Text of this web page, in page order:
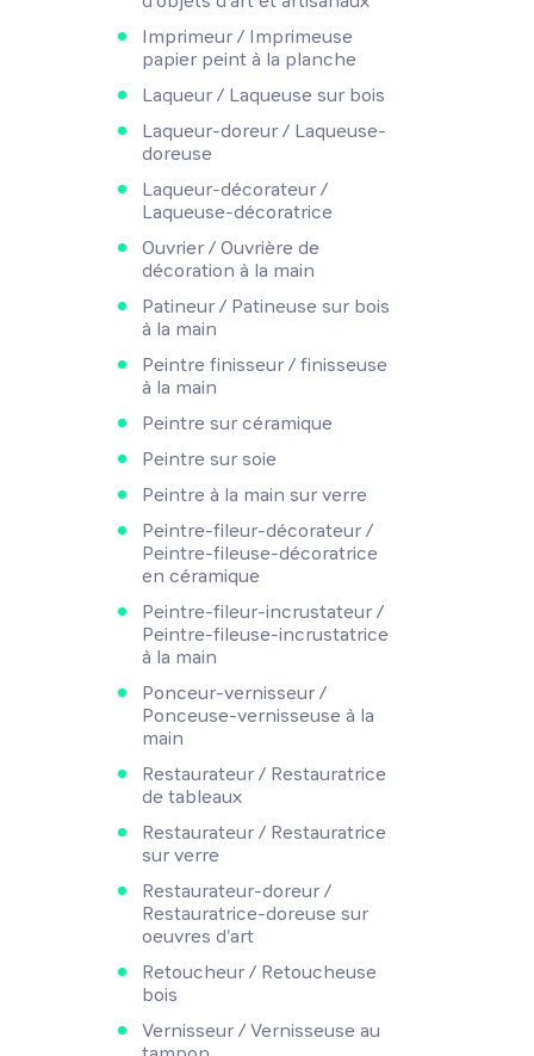
Imprimeur / Imprimeuse
papier peint à la planche
Laqueur / Laqueuse sur bois
Laqueur-doreur / Laqueuse-
doreuse
Laqueur-décorateur /
Laqueuse-décoratrice
Ouvrier / Ouvrière de
décoration à la main
Patineur / Patineuse sur bois
à la main
Peintre finisseur / finisseuse
à la main
Peintre sur céramique
Peintre sur soie
Peintre à la main sur verre
Peintre-fileur-décorateur /
Peintre-fileuse-décoratrice
en céramique
Peintre-fileur-incrustateur /
Peintre-fileuse-incrustatrice
à la main
Ponceur-vernisseur /
Ponceuse-vernisseuse à la
main
Restaurateur / Restauratrice
de tableaux
Restaurateur / Restauratrice
sur verre
Restaurateur-doreur /
Restauratrice-doreuse sur
oeuvres d'art
Retoucheur / Retoucheuse
bois
Vernisseur / Vernisseuse au